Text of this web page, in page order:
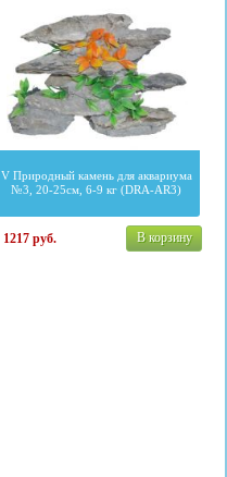
V Природный камень для аквариума
№3, 20-25см, 6-9 кг (DRA-AR3)
1217руб. В корзину